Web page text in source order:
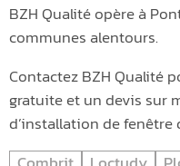
BZH Qualité opère à
communes alentours.
Contactez BZH Qualité
gratuite et un devis sur
d’installation de fenêtre